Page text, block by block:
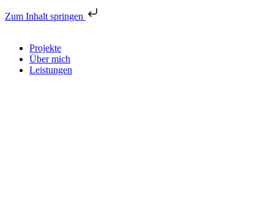
Zum Inhalt springen
Projekte
Über mich
Leistungen